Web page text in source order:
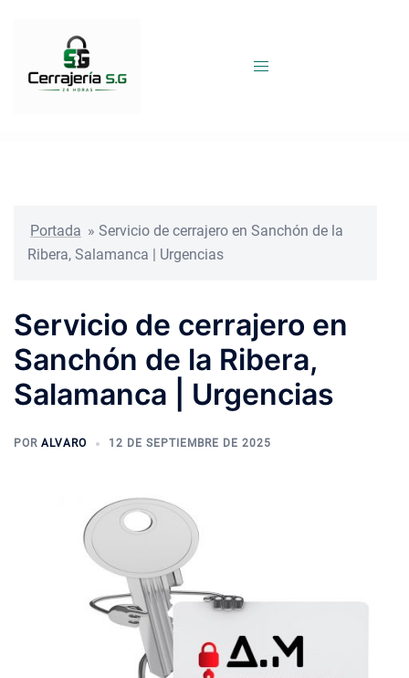
Portada » Servicio de cerrajero en Sanchón de la
Ribera, Salamanca | Urgencias
Servicio de cerrajero en
Sanchón de la Ribera,
Salamanca | Urgencias
POR ALVARO 12 DE SEPTIEMBRE DE 2025